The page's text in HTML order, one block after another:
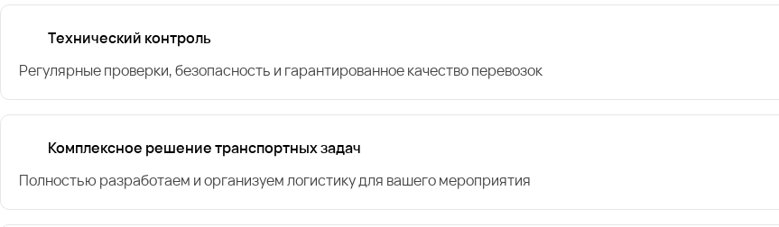
Технический контроль
Регулярные проверки, безопасность и гарантированное качество перевозок
Комплексное решение транспортных задач
Полностью разработаем и организуем логистику для вашего мероприятия